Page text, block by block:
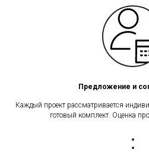
Предложение и
Каждый проект рассматривается
готовый комплект. Оценка